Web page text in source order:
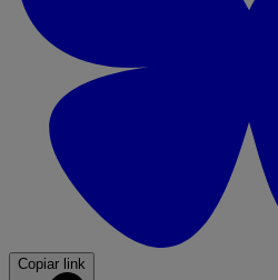
Copiar link